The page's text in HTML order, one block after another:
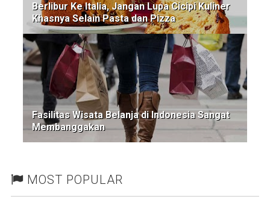
Berlibur Ke Italia, Jangan Lupa Cicipi Kuliner
Khasnya Selain Pasta dan Pizza
Fasilitas Wisata Belanja di Indonesia Sangat
Membanggakan
MOST POPULAR